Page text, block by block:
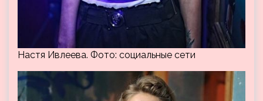
Настя Ивлеева. Фото: социальные сети